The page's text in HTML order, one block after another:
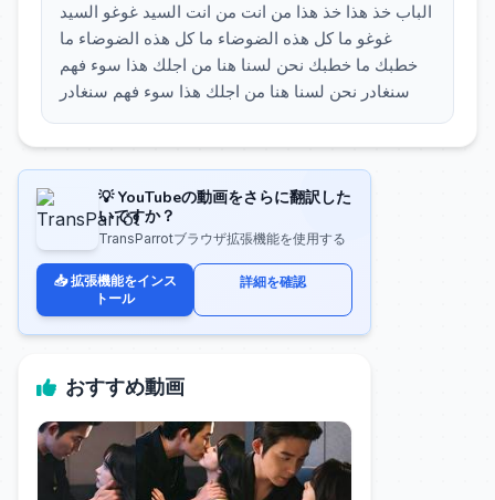
الباب خذ هذا خذ هذا من انت من انت السيد غوغو السيد
غوغو ما كل هذه الضوضاء ما كل هذه الضوضاء ما
خطبك ما خطبك نحن لسنا هنا من اجلك هذا سوء فهم
سنغادر نحن لسنا هنا من اجلك هذا سوء فهم سنغادر
💡 YouTubeの動画をさらに翻訳した
いですか？
TransParrotブラウザ拡張機能を使用する
📥 拡張機能をインス
トール
詳細を確認
おすすめ動画